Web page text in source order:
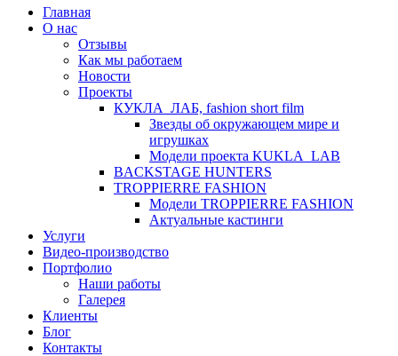
Главная
О нас
Отзывы
Как мы работаем
Новости
Проекты
КУКЛА_ЛАБ, fashion short film
Звезды об окружающем мире и
игрушках
Модели проекта KUKLA_LAB
BACKSTAGE HUNTERS
TROPPIERRE FASHION
Модели TROPPIERRE FASHION
Актуальные кастинги
Услуги
Видео-производство
Портфолио
Наши работы
Галерея
Клиенты
Блог
Контакты